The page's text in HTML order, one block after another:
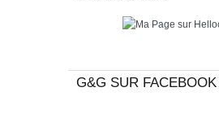
G&G SUR FACEBOOK